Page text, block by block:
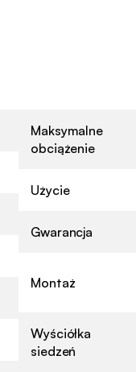
Maksymalne
obciążenie
Użycie
Gwarancja
Montaż
Wyściółka
siedzeń